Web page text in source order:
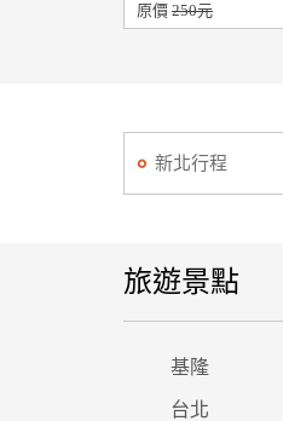
原價 250元
新北行程
旅遊景點
基隆
台北